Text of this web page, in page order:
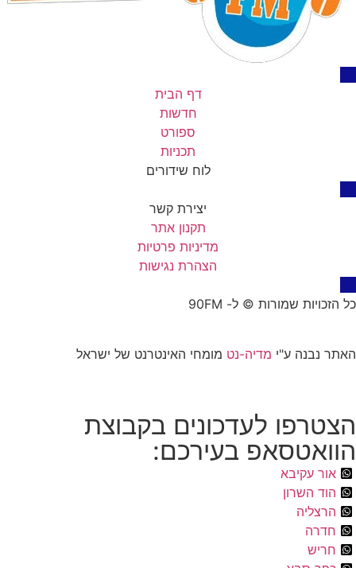
דף הבית
חדשות
ספורט
תכניות
לוח שידורים
יצירת קשר
תקנון אתר
מדיניות פרטיות
הצהרת נגישות
כל הזכויות שמורות © ל- 90FM
האתר נבנה ע"י מדיה-נט מומחי האינטרנט של ישראל
הצטרפו לעדכונים בקבוצת
הוואטסאפ בעירכם:
אור עקיבא
הוד השרון
הרצליה
חדרה
חריש